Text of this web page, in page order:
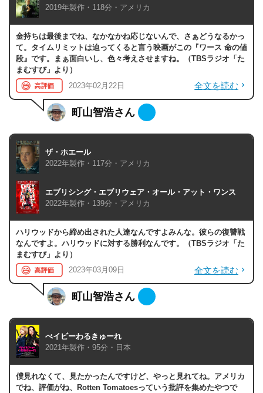
2019年製作・118分・アメリカ
金持ちは最後までね、なかなかね応じないんで、さぁどうなるかっ
て。タイムリミットは迫ってくると言う映画がこの『ワース 命の値
段』です。まぁ面白いし、色々考えさせますね。（TBSラジオ「た
まむすび」より）
2023年02月22日
全文を読む
町山智浩さん
ザ・ホエール
2022年製作・117分・アメリカ
エブリシング・エブリウェア・オール・アット・ワンス
2022年製作・139分・アメリカ
ハリウッドから締め出された人達なんですよみんな。彼らの復讐戦
なんですよ。ハリウッドに対する勝利なんです。（TBSラジオ「た
まむすび」より）
2023年03月09日
全文を読む
町山智浩さん
べイビーわるきゅーれ
2021年製作・95分・日本
僕見れなくて、見たかったんですけど、やっと見れてね。アメリカ
でね、評価がね、Rotten Tomatoesっていう批評を集めたやつで